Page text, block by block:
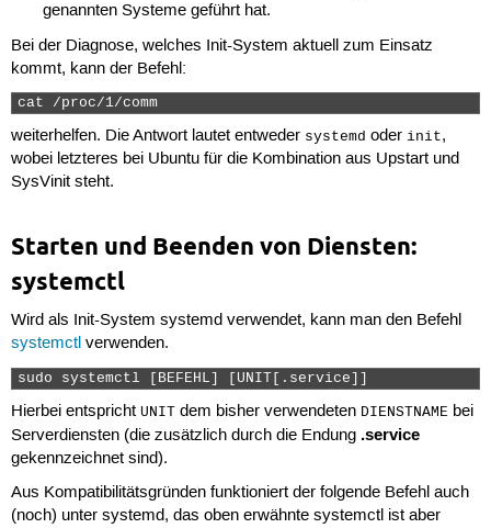
genannten Systeme geführt hat.
Bei der Diagnose, welches Init-System aktuell zum Einsatz
kommt, kann der Befehl:
cat /proc/1/comm
weiterhelfen. Die Antwort lautet entweder systemd oder init,
wobei letzteres bei Ubuntu für die Kombination aus Upstart und
SysVinit steht.
Starten und Beenden von Diensten:
systemctl
Wird als Init-System systemd verwendet, kann man den Befehl
systemctlverwenden.
sudo systemctl [BEFEHL] [UNIT[.service]]
Hierbei entspricht UNITdem bisher verwendeten DIENSTNAMEbei
Serverdiensten (die zusätzlich durch die Endung .service
gekennzeichnet sind).
Aus Kompatibilitätsgründen funktioniert der folgende Befehl auch
(noch) unter systemd, das oben erwähnte systemctl ist aber